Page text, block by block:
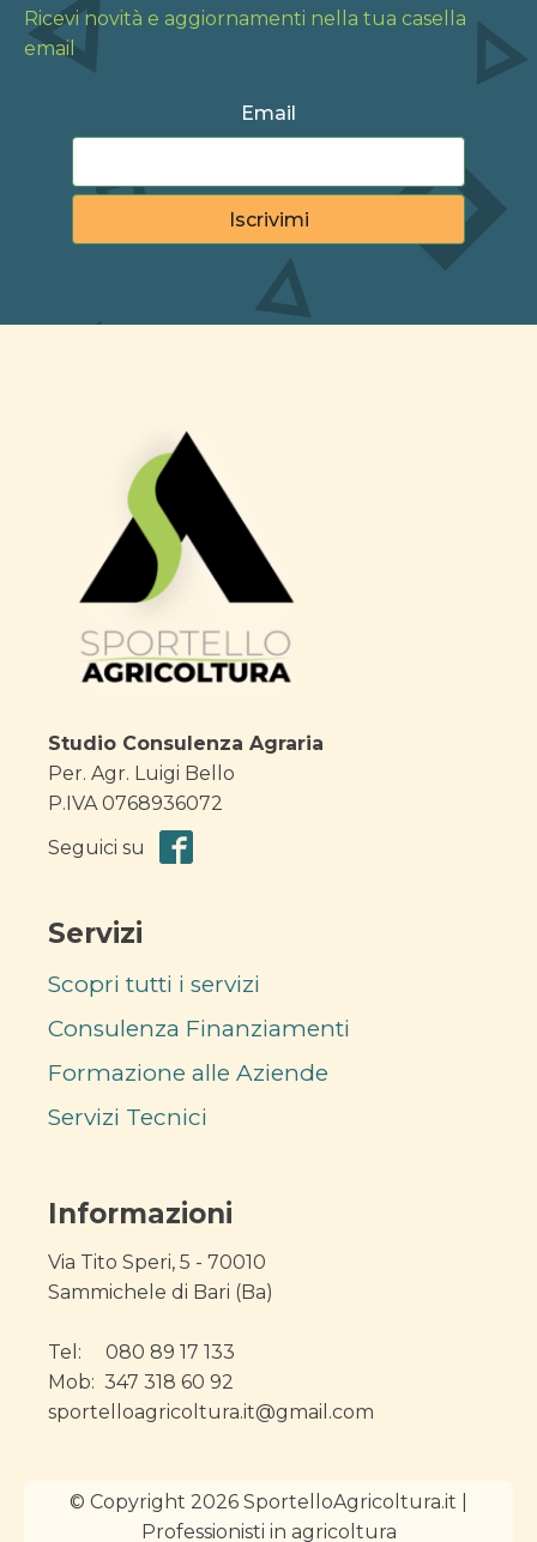
Ricevi novità e aggiornamenti nella tua casella
email
Email
Studio Consulenza Agraria
Per. Agr. Luigi Bello
P.IVA 0768936072
Seguici su
Servizi
Scopri tutti i servizi
Consulenza Finanziamenti
Formazione alle Aziende
Servizi Tecnici
Informazioni
Via Tito Speri, 5 - 70010
Sammichele di Bari (Ba)
Tel: 080 89 17 133
Mob: 347 318 60 92
sportelloagricoltura.it@gmail.com
© Copyright 2026 SportelloAgricoltura.it |
Professionisti in agricoltura